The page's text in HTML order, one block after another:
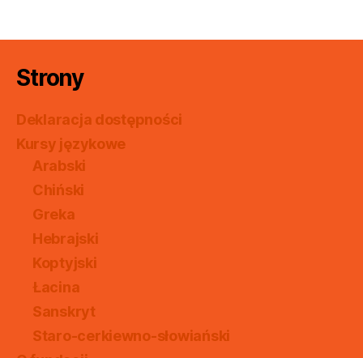
Strony
Deklaracja dostępności
Kursy językowe
Arabski
Chiński
Greka
Hebrajski
Koptyjski
Łacina
Sanskryt
Staro-cerkiewno-słowiański